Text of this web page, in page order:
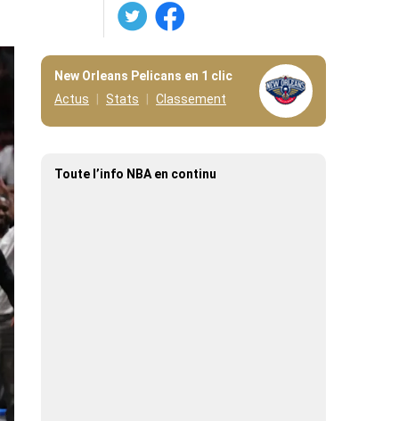
Facebook
New Orleans Pelicans en 1 clic
Actus
Stats Classement
Toute l’info NBA en continu